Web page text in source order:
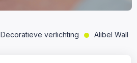
Decoratieve verlichting Alibel Wall